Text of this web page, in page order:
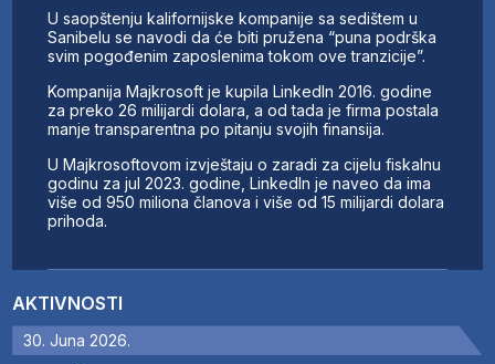
AKTIVNOSTI
30. Juna 2026.
U saopštenju kalifornijske kompanije sa sedištem u
Sanibelu se navodi da će biti pružena “puna podrška
svim pogođenim zaposlenima tokom ove tranzicije”.
Kompanija Majkrosoft je kupila LinkedIn 2016. godine
za preko 26 milijardi dolara, a od tada je firma postala
manje transparentna po pitanju svojih finansija.
U Majkrosoftovom izvještaju o zaradi za cijelu fiskalnu
godinu za jul 2023. godine, LinkedIn je naveo da ima
više od 950 miliona članova i više od 15 milijardi dolara
prihoda.